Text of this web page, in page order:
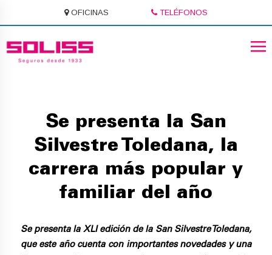
OFICINAS TELÉFONOS
Se presenta la San
Silvestre Toledana, la
carrera más popular y
familiar del año
Se presenta la XLI edición de la San Silvestre Toledana,
que este año cuenta con importantes novedades y una